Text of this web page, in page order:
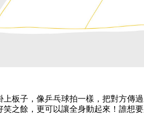
上板子，像乒乓球拍一樣，把對方傳
笑之餘，更可以讓全身動起來！誰想